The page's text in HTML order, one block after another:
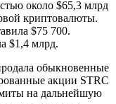
около $65,3 млрд
криптовалюты.
$75 700.
$1,4 млрд.
обыкновенные
акции STRC
на дальнейшую